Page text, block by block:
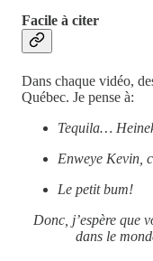
Facile à citer
Dans chaque vidéo,
Québec. Je pense à:
Tequila…
Enweye Kevin,
Le petit bum!
Donc, j’espère que
dans le